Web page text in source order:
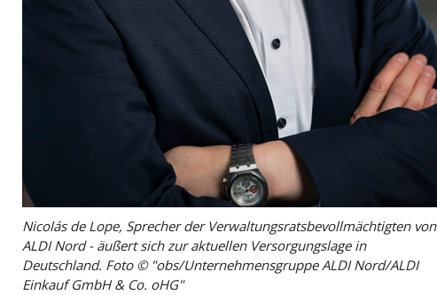
Nicolás de Lope, Sprecher der Verwaltungsratsbevollmächtigten von
ALDI Nord - äußert sich zur aktuellen Versorgungslage in
Deutschland. Foto © "obs/Unternehmensgruppe ALDI Nord/ALDI
Einkauf GmbH & Co. oHG"